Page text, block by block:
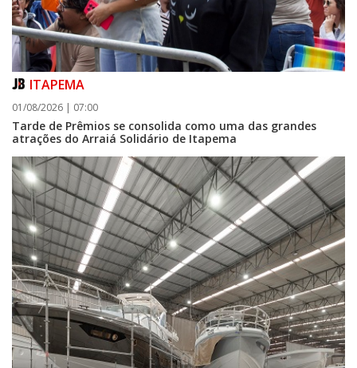
06/08/2026 | 07:00
Camboriú: exposição de arte transforma o Paço Municipal em um espaço
de cultura
ITAPEMA
01/08/2026 | 07:00
Tarde de Prêmios se consolida como uma das grandes
atrações do Arraiá Solidário de Itapema